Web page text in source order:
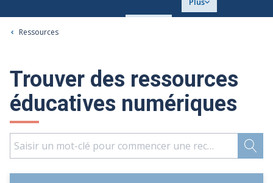
Ressources
Trouver des ressources
éducatives numériques